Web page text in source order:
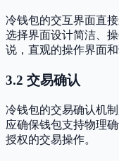
冷钱包的交互界面直
选择界面设计简洁、
说，直观的操作界面
3.2 交易确认
冷钱包的交易确认机
应确保钱包支持物理
授权的交易操作。